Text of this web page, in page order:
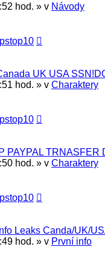
hod. » v Návody
UK USA
hod. » v Charaktery
PAYPAL
hod. » v Charaktery
Leaks Canda/UK/
hod. » v První info